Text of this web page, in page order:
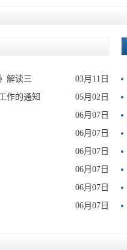
03月11日
解读三
05月02日
作的通知
06月07日
06月07日
06月07日
06月07日
06月07日
06月07日